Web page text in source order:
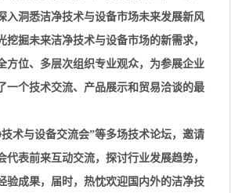
入洞悉洁净技术与设备市场未来发展新风
挖掘未来洁净技术与设备市场的新需求，
方位、多层次组织专业观众，为参展企业
一个技术交流、产品展示和贸易洽谈的最
术与设备交流会”等多场技术论坛，邀请
代表前来互动交流，探讨行业发展趋势，
验成果，届时，热忱欢迎国内外的洁净技